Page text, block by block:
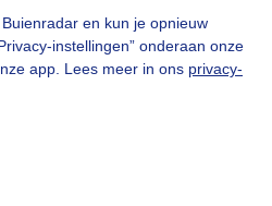
en kun je opnieuw
instellingen” onderaan onze
app. Lees meer in ons privacy-